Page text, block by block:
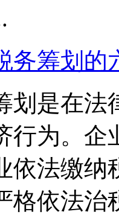
务筹划的
划是在法
行为。企
依法缴纳
格依法治